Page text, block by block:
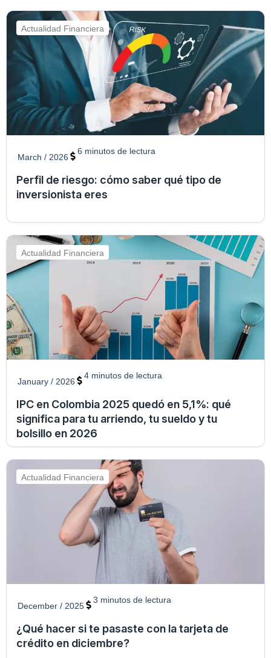
Actualidad Financiera
March / 2026
6 minutos de lectura
Perfil de riesgo: cómo saber qué tipo de
inversionista eres
Actualidad Financiera
January / 2026
4 minutos de lectura
IPC en Colombia 2025 quedó en 5,1%: qué
significa para tu arriendo, tu sueldo y tu
bolsillo en 2026
Actualidad Financiera
December / 2025
3 minutos de lectura
¿Qué hacer si te pasaste con la tarjeta de
crédito en diciembre?